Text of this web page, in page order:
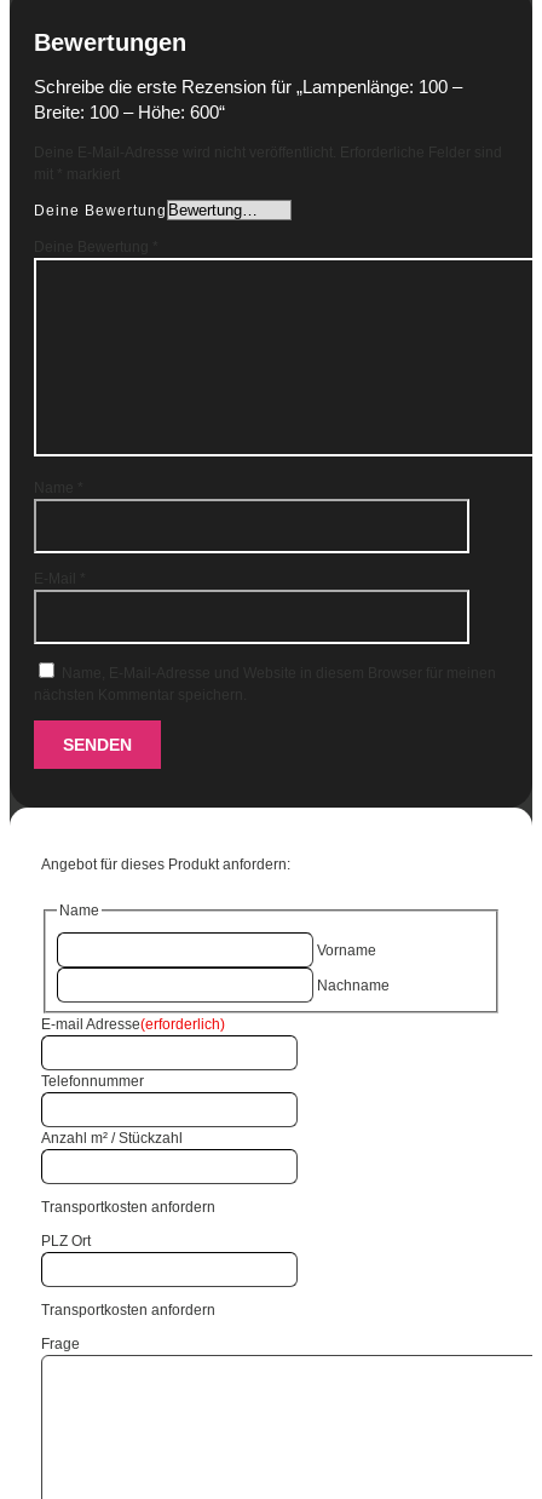
Bewertungen
Schreibe die erste Rezension für „Lampenlänge: 100 –
Breite: 100 – Höhe: 600“
Deine Bewertung
SENDEN
Angebot für dieses Produkt anfordern:
Name
Vorname
Nachname
E-mail Adresse(erforderlich)
Telefonnummer
Anzahl m² / Stückzahl
Transportkosten anfordern
PLZ Ort
Transportkosten anfordern
Frage